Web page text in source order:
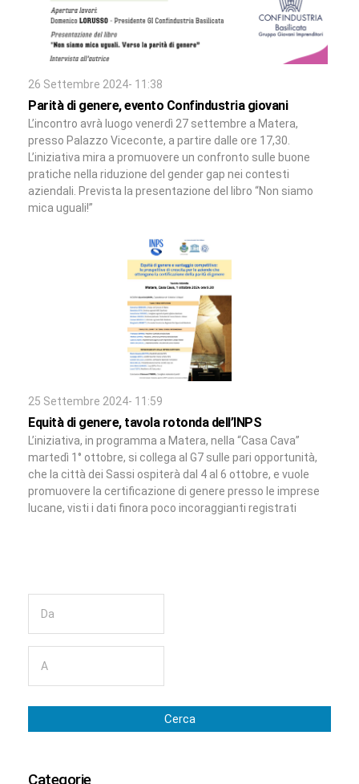
26 Settembre 2024- 11:38
Parità di genere, evento Confindustria giovani
L’incontro avrà luogo venerdì 27 settembre a Matera,
presso Palazzo Viceconte, a partire dalle ore 17,30.
L’iniziativa mira a promuovere un confronto sulle buone
pratiche nella riduzione del gender gap nei contesti
aziendali. Prevista la presentazione del libro “Non siamo
mica uguali!”
25 Settembre 2024- 11:59
Equità di genere, tavola rotonda dell’INPS
L’iniziativa, in programma a Matera, nella “Casa Cava”
martedì 1° ottobre, si collega al G7 sulle pari opportunità,
che la città dei Sassi ospiterà dal 4 al 6 ottobre, e vuole
promuovere la certificazione di genere presso le imprese
lucane, visti i dati finora poco incoraggianti registrati
Cerca
Categorie